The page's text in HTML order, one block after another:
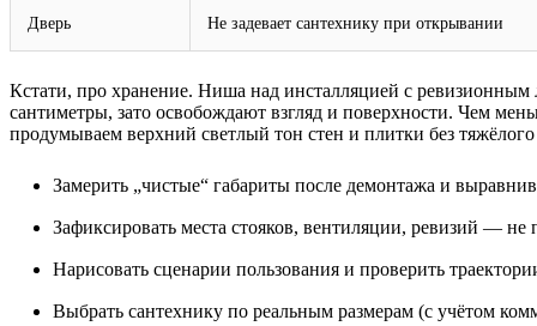
Дверь Не задевает сантехнику при открывании
Кстати, про хранение. Ниша над инсталляцией с
сантиметры, зато освобождают взгляд и поверхности. Чем
продумываем верхний светлый тон стен и плитки без
Замерить „чистые“ габариты после демонтажа и
Зафиксировать места стояков, вентиляции, ревизий — не
Нарисовать сценарии пользования и проверить
Выбрать сантехнику по реальным размерам (с учётом